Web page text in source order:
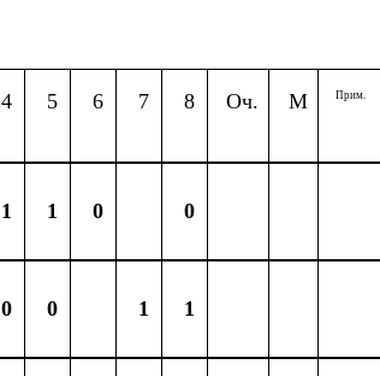
4 5 6 7 8 Оч. М Прим.
1 1 0 0
0 0 1 1